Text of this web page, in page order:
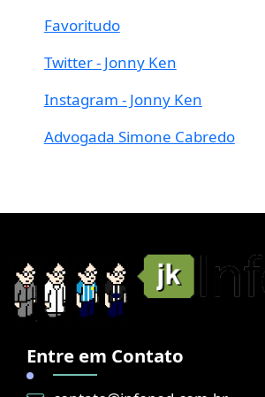
Favoritudo
Twitter - Jonny Ken
Instagram - Jonny Ken
Advogada Simone Cabredo
Entre em Contato